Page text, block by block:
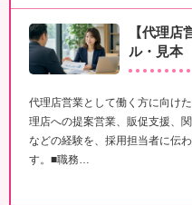
【代理
ル・見本
代理店営業として働く方に向け
理店への提案営業、販促支援、
などの経験を、採用担当者に伝
す。■職務…